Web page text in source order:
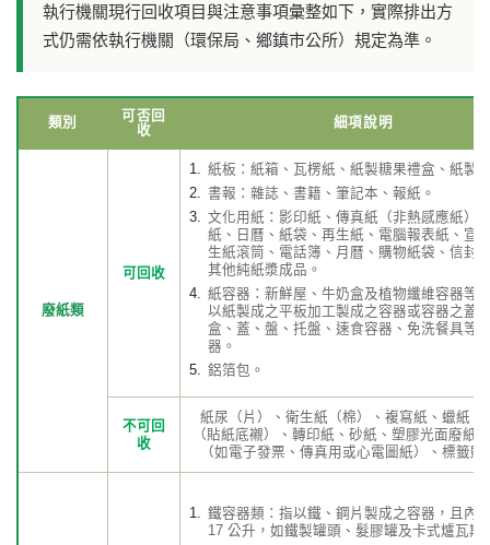
執行機關現行回收項目與注意事項彙整如下，實際排出方
式仍需依執行機關（環保局、鄉鎮市公所）規定為準。
類別
可否回
收
細項說明
廢紙類
可回收
紙板：紙箱、瓦楞紙、紙製糖果禮盒、紙製
書報：雜誌、書籍、筆記本、報紙。
文化用紙：影印紙、傳真紙（非熱感應紙）
紙、日曆、紙袋、再生紙、電腦報表紙、宣
生紙滾筒、電話簿、月曆、購物紙袋、信封
其他純紙漿成品。
紙容器：新鮮屋、牛奶盒及植物纖維容器等
以紙製成之平板加工製成之容器或容器之蓋
盒、蓋、盤、托盤、速食容器、免洗餐具等
器。
鋁箔包。
不可回
收
紙尿（片）、衛生紙（棉）、複寫紙、蠟紙、
（貼紙底襯）、轉印紙、砂紙、塑膠光面廢紙
（如電子發票、傳真用或心電圖紙）、標籤貼
鐵容器類：指以鐵、鋼片製成之容器，且內
17 公升，如鐵製罐頭、髮膠罐及卡式爐瓦斯